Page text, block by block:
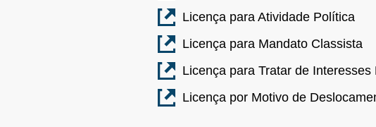
Licença para Atividade Política
Licença para Mandato Classista
Licença para Tratar de Interesses
Licença por Motivo de